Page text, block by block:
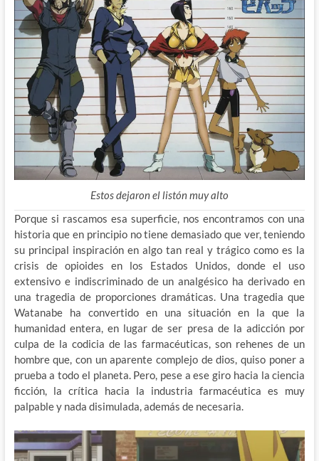
Estos dejaron el listón muy alto
Porque si rascamos esa superficie, nos encontramos con una
historia que en principio no tiene demasiado que ver, teniendo
su principal inspiración en algo tan real y trágico como es la
crisis de opioides en los Estados Unidos, donde el uso
extensivo e indiscriminado de un analgésico ha derivado en
una tragedia de proporciones dramáticas. Una tragedia que
Watanabe ha convertido en una situación en la que la
humanidad entera, en lugar de ser presa de la adicción por
culpa de la codicia de las farmacéuticas, son rehenes de un
hombre que, con un aparente complejo de dios, quiso poner a
prueba a todo el planeta. Pero, pese a ese giro hacia la ciencia
ficción, la crítica hacia la industria farmacéutica es muy
palpable y nada disimulada, además de necesaria.